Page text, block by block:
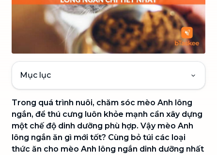
Mục lục
Trong quá trình nuôi, chăm sóc mèo Anh lông
ngắn, để thú cưng luôn khỏe mạnh cần xây dựng
một chế độ dinh dưỡng phù hợp. Vậy mèo Anh
lông ngắn ăn gì mới tốt? Cùng bỏ túi các loại
thức ăn cho mèo Anh lông ngắn dinh dưỡng nhất